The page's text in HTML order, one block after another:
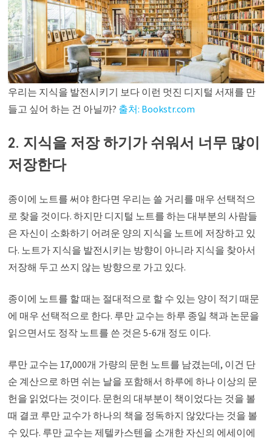
우리는 지식을 발전시키기 보다 이런 멋진 디지털 서재를 만
들고 싶어 하는 건 아닐까? 출처: Bookstr.com
2. 지식을 저장 하기가 쉬워서 너무 많이
저장한다
종이에 노트를 써야 한다면 우리는 쓸 거리를 매우 선택적으
로 찾을 것이다. 하지만 디지털 노트를 하는 대부분의 사람들
은 자신이 소화하기 어려운 양의 지식을 노트에 저장하고 있
다. 노트가 지식을 발전시키는 방향이 아니라 지식을 찾아서
저장해 두고 쓰지 않는 방향으로 가고 있다.
종이에 노트를 할 때는 절대적으로 할 수 있는 양이 적기 때문
에 매우 선택적으로 한다. 루만 교수는 하루 종일 책과 논문을
읽으면서도 정작 노트를 쓴 것은 5-6개 정도 이다.
루만 교수는 17,000개 가량의 문헌 노트를 남겼는데, 이건 단
순 계산으로 하면 쉬는 날을 포함해서 하루에 하나 이상의 문
헌을 읽었다는 것이다. 문헌의 대부분이 책이었다는 것을 볼
때 결코 루만 교수가 하나의 책을 정독하지 않았다는 것을 볼
수 있다. 루만 교수는 제텔카스텐을 소개한 자신의 에세이에